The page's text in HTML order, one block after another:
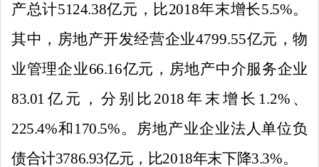
产总计5124.38亿元，比2018年末增长5.5%。
其中，房地产开发经营企业4799.55亿元，物
业管理企业66.16亿元，房地产中介服务企业
83.01 亿元，分别比 2018 年末增长 1.2% 、
225.4%和 170.5%。房地产业企业法人单位负
债合计3786.93亿元，比2018年末下降3.3%。